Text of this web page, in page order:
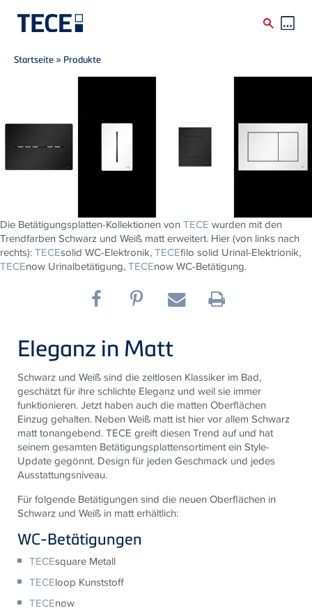
Direkt zum Inhalt
Breadcrumb
Startseite » Produkte
Die Betätigungsplatten-Kollektionen vonTECE wurden mit den
Trendfarben Schwarz und Weiß matt erweitert. Hier (von links nach
rechts):TECEsolid WC-Elektronik,TECEfilo solid Urinal-Elektrionik,
TECEnow Urinalbetätigung,TECEnow WC-Betätigung.
Eleganz in Matt
Schwarz und Weiß sind die zeitlosen Klassiker im Bad,
geschätzt für ihre schlichte Eleganz und weil sie immer
funktionieren. Jetzt haben auch die matten Oberflächen
Einzug gehalten. Neben Weiß matt ist hier vor allem Schwarz
matt tonangebend. TECE greift diesen Trend auf und hat
seinem gesamten Betätigungsplattensortiment ein Style-
Update gegönnt. Design für jeden Geschmack und jedes
Ausstattungsniveau.
Für folgende Betätigungen sind die neuen Oberflächen in
Schwarz und Weiß in matt erhältlich:
WC-Betätigungen
TECEsquare Metall
TECEloop Kunststoff
TECEnow